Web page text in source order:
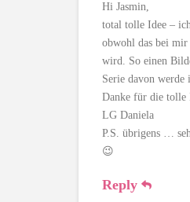
Hi Jasmin,
total tolle Idee –
obwohl das bei
wird. So einen
Serie davon werde
Danke für die tolle
LG Daniela
P.S. übrigens …
😉
Reply